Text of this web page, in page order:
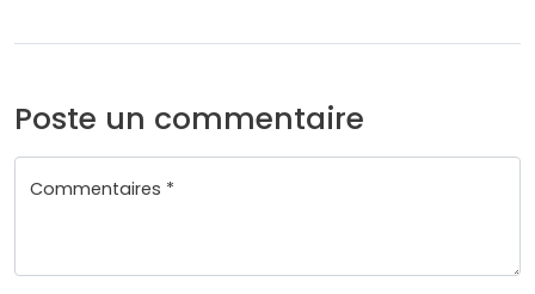
Poste un commentaire
Commentaires *